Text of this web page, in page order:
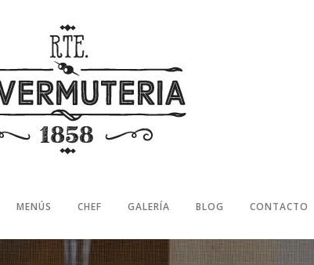
MENÚS CHEF GALERÍA BLOG CONTACTO